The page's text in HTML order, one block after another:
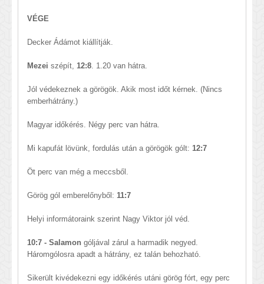
VÉGE
Decker Ádámot kiállítják.
Mezei szépít, 12:8 . 1.20 van hátra.
Jól védekeznek a görögök. Akik most időt kérnek. (Nincs
emberhátrány.)
Magyar időkérés. Négy perc van hátra.
Mi kapufát lövünk, fordulás után a görögök gólt: 12:7
Öt perc van még a meccsből.
Görög gól emberelőnyből: 11:7
Helyi informátoraink szerint Nagy Viktor jól véd.
10:7 - Salamon góljával zárul a harmadik negyed.
Háromgólosra apadt a hátrány, ez talán behozható.
Sikerült kivédekezni egy időkérés utáni görög fórt, egy perc